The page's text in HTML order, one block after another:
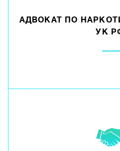
АДВОКАТ ПО
УК